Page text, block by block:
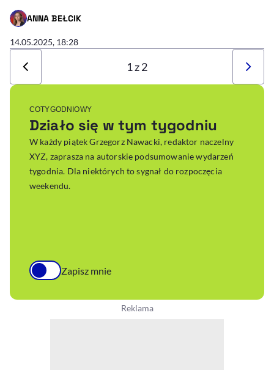
ANNA BEŁCIK
- AUTOR ARTYKUŁU - PROFIL
14.05.2025, 18:28
1 z 2